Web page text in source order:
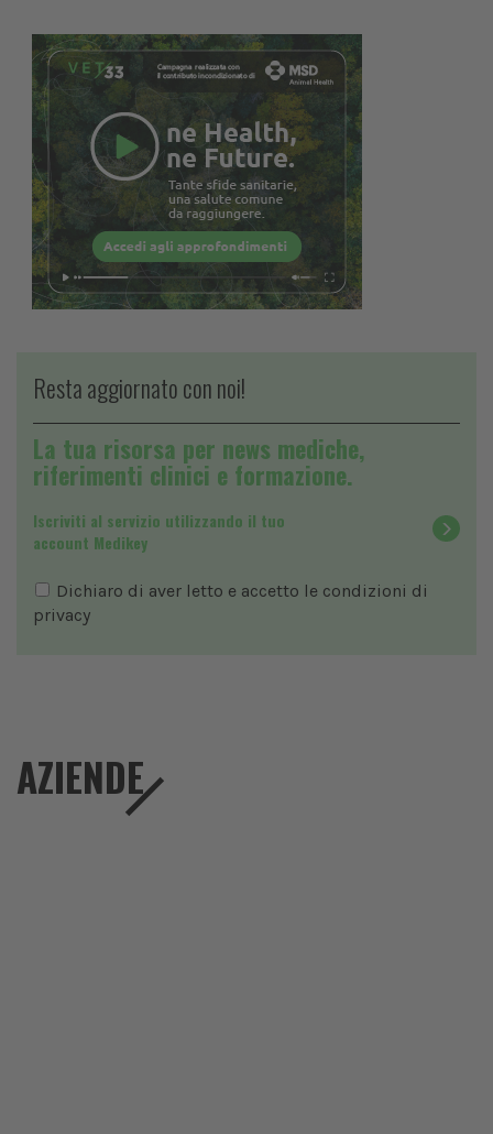
Resta aggiornato con noi!
La tua risorsa per news mediche,
riferimenti clinici e formazione.
Iscriviti al servizio utilizzando il tuo
account Medikey
Dichiaro di aver letto e accetto le condizioni di
privacy
AZIENDE